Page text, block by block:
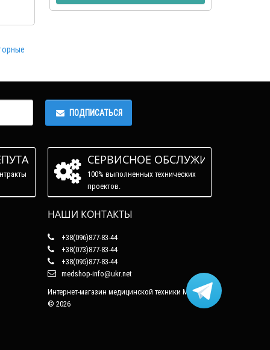
ПОДПИСАТЬСЯ
СЕРВИСНОЕ ОБСЛУЖИВАНИЕ
100% выполненных технических
проектов.
НАШИ КОНТАКТЫ
+38(096)877-83-44
+38(073)877-83-44
+38(095)877-83-44
medshop-info@ukr.net
Интернет-магазин медицинской техники Медшоп
© 2026